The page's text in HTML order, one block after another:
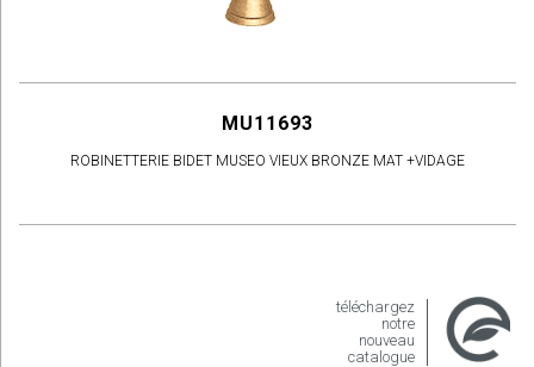
MU11693
ROBINETTERIE BIDET MUSEO VIEUX BRONZE MAT +VIDAGE
téléchargez
notre
nouveau
catalogue